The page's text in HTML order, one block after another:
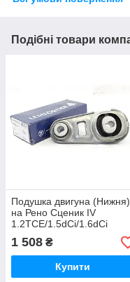
Подібні товари
Подушка двигуна (Нижня)
на Рено Сценик IV
1.2TCE/1.5dCi/1.6dCi
LEMFORDER 3927201
1 508 ₴
Купити